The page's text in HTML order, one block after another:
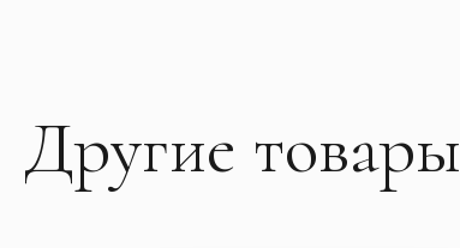
Другие товары